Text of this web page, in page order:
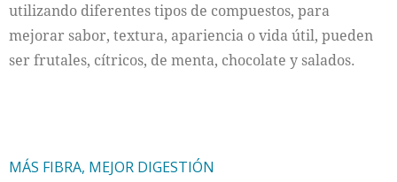
utilizando diferentes tipos de compuestos, para
mejorar sabor, textura, apariencia o vida útil, pueden
ser frutales, cítricos, de menta, chocolate y salados.
MÁS FIBRA, MEJOR DIGESTIÓN